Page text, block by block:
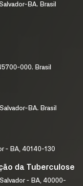
BA. Brasil
000. Brasil
BA. Brasil
- BA, 40140-130
da Tuberculose
- BA, 40000-